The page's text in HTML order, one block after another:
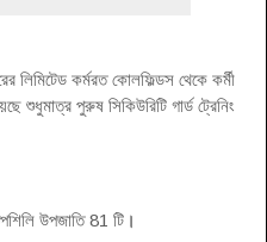
লিমিটেড কর্মরত কোলফিল্ডস থেকে কর্মী
শুধুমাত্র পুরুষ সিকিউরিটি গার্ড ট্রেনিং
উপজাতি 81 টি ।